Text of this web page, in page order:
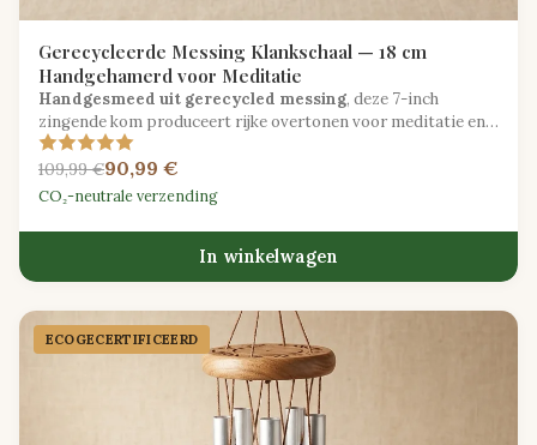
Gerecycleerde Messing Klankschaal — 18 cm
Handgehamerd voor Meditatie
Handgesmeed uit gerecycled messing, deze 7-inch
zingende kom produceert rijke overtonen voor meditatie en
geluidstherapie met een duurzame ziel.
109,99 €90,99 €
CO₂-neutrale verzending
In winkelwagen
ECOGECER­TIFICEERD